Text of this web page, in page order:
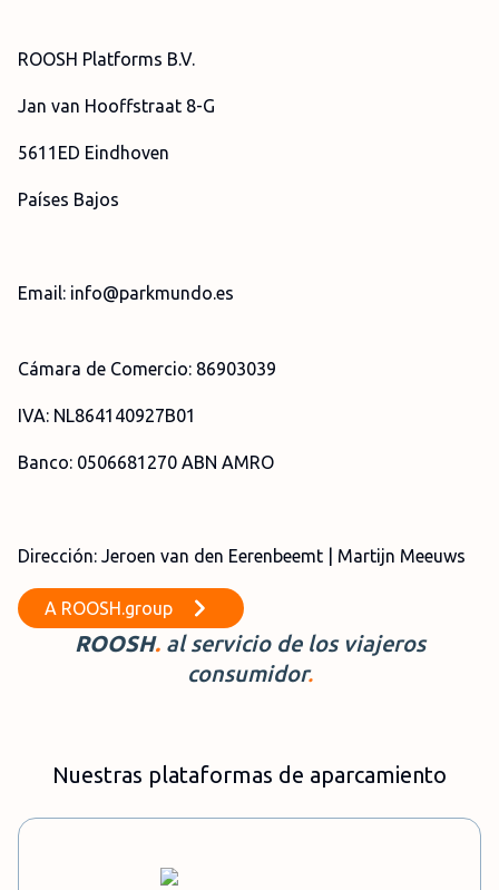
ROOSH Platforms B.V.
Jan van Hooffstraat 8-G
5611ED Eindhoven
Países Bajos
Email: info@parkmundo.es
Cámara de Comercio: 86903039
IVA: NL864140927B01
Banco: 0506681270 ABN AMRO
Dirección: Jeroen van den Eerenbeemt | Martijn Meeuws
A ROOSH.group
ROOSH. al servicio de los viajeros
consumidor.
Nuestras plataformas de aparcamiento